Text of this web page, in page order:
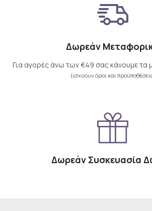
Δωρεάν
Για αγορές άνω των €49 σας κάνουμε
(ισχύουν όροι και
Δωρεάν Συσκευασία